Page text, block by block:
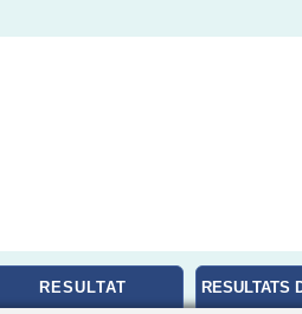
RESULTAT RESULTATS